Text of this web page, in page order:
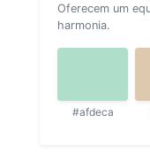
Oferecem um
harmonia.
#afdeca